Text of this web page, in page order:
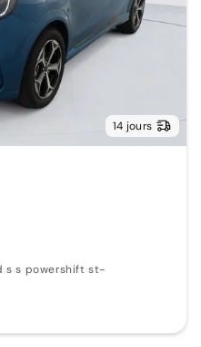
14 jours
s s powershift st-